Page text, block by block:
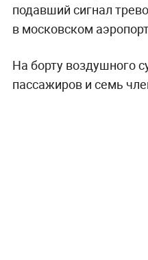
подавший сигнал
в московском
На борту воздушного
пассажиров и семь